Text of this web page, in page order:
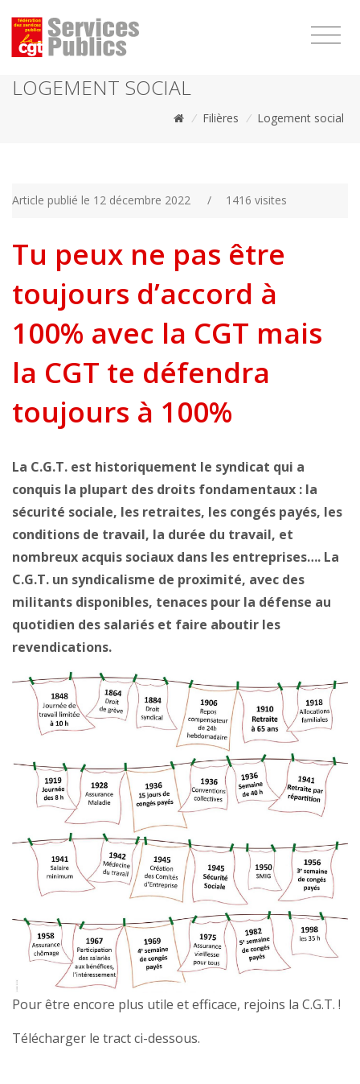
LOGEMENT SOCIAL
/ Filières / Logement social
Article publié le 12 décembre 2022 / 1416 visites
Tu peux ne pas être
toujours d’accord à
100% avec la CGT mais
la CGT te défendra
toujours à 100%
La C.G.T. est historiquement le syndicat qui a
conquis la plupart des droits fondamentaux : la
sécurité sociale, les retraites, les congés payés, les
conditions de travail, la durée du travail, et
nombreux acquis sociaux dans les entreprises…. La
C.G.T. un syndicalisme de proximité, avec des
militants disponibles, tenaces pour la défense au
quotidien des salariés et faire aboutir les
revendications.
Pour être encore plus utile et efficace, rejoins la C.G.T. !
Télécharger le tract ci-dessous.